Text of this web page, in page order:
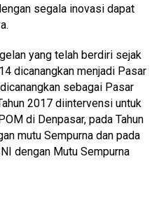
segala inovasi dapat
yang telah berdiri sejak
dicanangkan menjadi Pasar
sebagai Pasar
2017 diintervensi untuk
di Denpasar, pada Tahun
mutu Sempurna dan pada
dengan Mutu Sempurna